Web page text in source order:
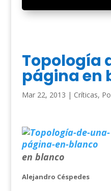
Topología
página en
Mar 22, 2013 | Críticas,
en blanco
Alejandro Céspedes